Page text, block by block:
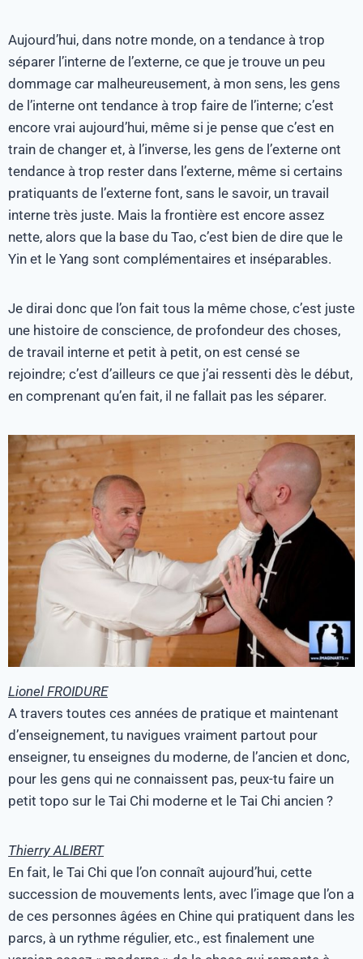
Aujourd’hui, dans notre monde, on a tendance à trop
séparer l’interne de l’externe, ce que je trouve un peu
dommage car malheureusement, à mon sens, les gens
de l’interne ont tendance à trop faire de l’interne; c’est
encore vrai aujourd’hui, même si je pense que c’est en
train de changer et, à l’inverse, les gens de l’externe ont
tendance à trop rester dans l’externe, même si certains
pratiquants de l’externe font, sans le savoir, un travail
interne très juste. Mais la frontière est encore assez
nette, alors que la base du Tao, c’est bien de dire que le
Yin et le Yang sont complémentaires et inséparables.
Je dirai donc que l’on fait tous la même chose, c’est juste
une histoire de conscience, de profondeur des choses,
de travail interne et petit à petit, on est censé se
rejoindre; c’est d’ailleurs ce que j’ai ressenti dès le début,
en comprenant qu’en fait, il ne fallait pas les séparer.
Lionel FROIDURE
A travers toutes ces années de pratique et maintenant
d’enseignement, tu navigues vraiment partout pour
enseigner, tu enseignes du moderne, de l’ancien et donc,
pour les gens qui ne connaissent pas, peux-tu faire un
petit topo sur le Tai Chi moderne et le Tai Chi ancien ?
Thierry ALIBERT
En fait, le Tai Chi que l’on connaît aujourd’hui, cette
succession de mouvements lents, avec l’image que l’on a
de ces personnes âgées en Chine qui pratiquent dans les
parcs, à un rythme régulier, etc., est finalement une